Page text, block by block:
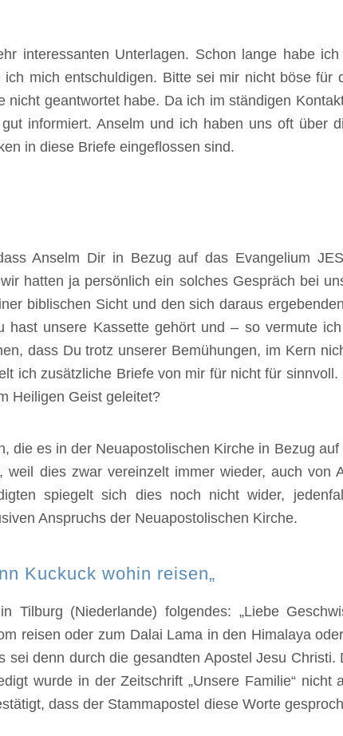
interessanten Unterlagen. Schon lange habe ich
mich entschuldigen. Bitte sei mir nicht böse für
geantwortet habe. Da ich im ständigen
informiert. Anselm und ich haben uns oft über
in diese Briefe eingeflossen sind.
Anselm Dir in Bezug auf das Evangelium
hatten ja persönlich ein solches Gespräch bei
biblischen Sicht und den sich daraus
hast unsere Kassette gehört und – so vermute
dass Du trotz unserer Bemühungen, im Kern
ich zusätzliche Briefe von mir für nicht für sinnvoll.
Heiligen Geist geleitet?
die es in der Neuapostolischen Kirche in Bezug
dies zwar vereinzelt immer wieder, auch von
spiegelt sich dies noch nicht wider,
Anspruchs der Neuapostolischen Kirche.
Kuckuck wohin reisen„
Tilburg (Niederlande) folgendes: „Liebe
reisen oder zum Dalai Lama in den Himalaya
denn durch die gesandten Apostel Jesu Christi.
wurde in der Zeitschrift „Unsere Familie“ nicht
dass der Stammapostel diese Worte